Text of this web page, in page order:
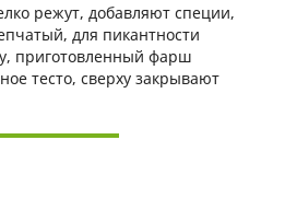
режут, добавляют специи,
для пикантности
приготовленный фарш
тесто, сверху закрывают